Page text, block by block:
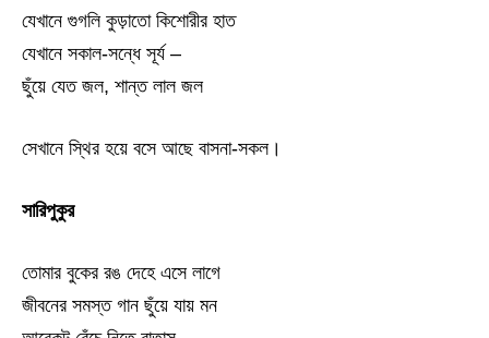
যেখানে গুগলি কুড়াতো কিশোরীর হাত
যেখানে সকাল-সন্ধে সূর্য –
ছুঁয়ে যেত জল, শান্ত লাল জল
সেখানে স্থির হয়ে বসে আছে বাসনা-সকল।
সারিপুকুর
তোমার বুকের রঙ দেহে এসে লাগে
জীবনের সমস্ত গান ছুঁয়ে যায় মন